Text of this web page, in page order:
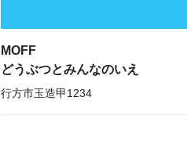
MOFF
どうぶつとみんなのいえ
行方市玉造甲1234